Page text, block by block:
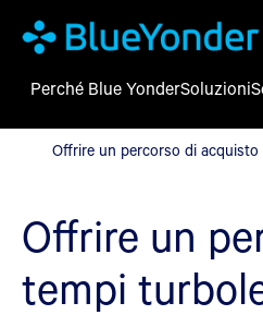
Offrire un percorso di acquisto
Perché Blue YonderSoluzioni
Offrire un percorso di
Offrire un
tempi